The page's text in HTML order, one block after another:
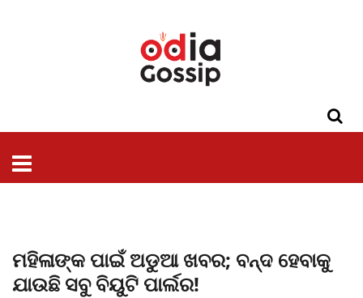
ମହିଳାଙ୍କ ପାଇଁ ଅଡୁଆ ଖବର; ବନ୍ଦ ହେବାକୁ
ଯାଉଛି ସବୁ ବିୟୁଟି ପାର୍ଲର!